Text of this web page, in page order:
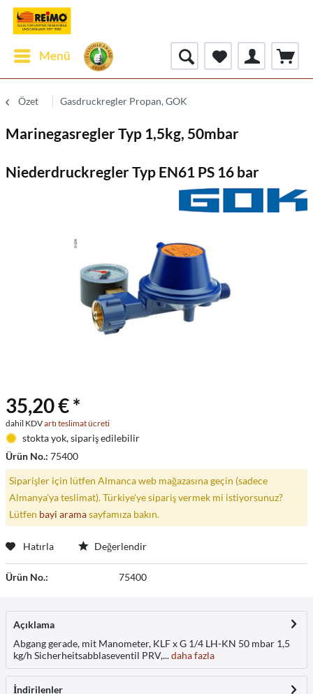
Menü
Özet Gasdruckregler Propan, GOK
Marinegasregler Typ 1,5kg, 50mbar
Niederdruckregler Typ EN61 PS 16 bar
35,20 € *
dahil KDVartı teslimat ücreti
stokta yok, sipariş edilebilir
Ürün No.: 75400
Siparişler için lütfen Almanca web mağazasına geçin (sadece
Almanya'ya teslimat). Türkiye'ye sipariş vermek mi istiyorsunuz?
Lütfen bayi aramasayfamıza bakın.
Hatırla Değerlendir
Ürün No.: 75400
Açıklama
Abgang gerade, mit Manometer, KLF x G 1/4 LH-KN 50 mbar 1,5
kg/h Sicherheitsabblaseventil PRV,...daha fazla
İndirilenler